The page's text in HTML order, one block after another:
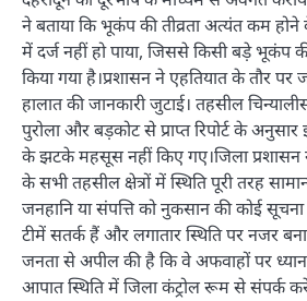
ने बताया कि भूकंप की तीव्रता अत्यंत कम
में दर्ज नहीं हो पाया, जिससे किसी बड़े भूकंप
किया गया है।प्रशासन ने एहतियात के तौर
हालात की जानकारी जुटाई। तहसील
पुरोला और बड़कोट से प्राप्त रिपोर्ट के
के झटके महसूस नहीं किए गए।जिला प्रशासन
के सभी तहसील क्षेत्रों में स्थिति पूरी तरह
जनहानि या संपत्ति को नुकसान की कोई सूचना
टीमें सतर्क हैं और लगातार स्थिति पर नजर
जनता से अपील की है कि वे अफवाहों पर
आपात स्थिति में जिला कंट्रोल रूम से संपर्क